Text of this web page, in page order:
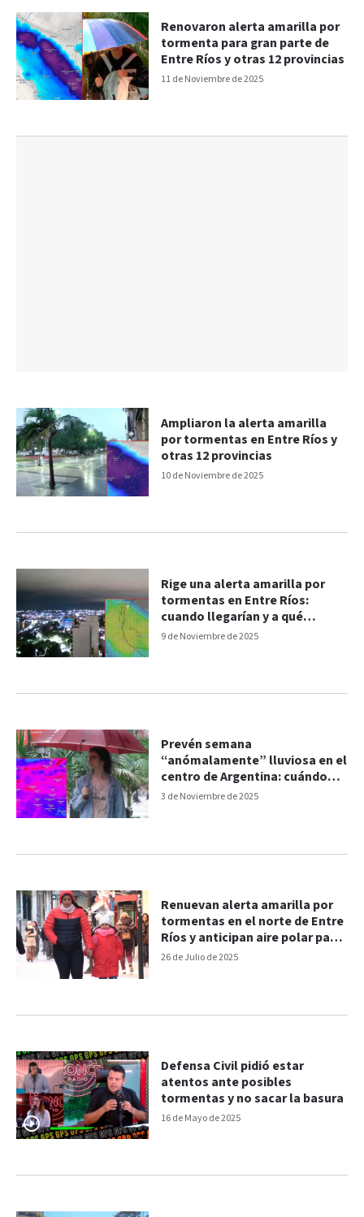
11 de Noviembre de 2025
Renovaron alerta amarilla por
tormenta para gran parte de
Entre Ríos y otras 12 provincias
10 de Noviembre de 2025
Ampliaron la alerta amarilla
por tormentas en Entre Ríos y
otras 12 provincias
9 de Noviembre de 2025
Rige una alerta amarilla por
tormentas en Entre Ríos:
cuando llegarían y a qué
departamentos afectaría
3 de Noviembre de 2025
Prevén semana
“anómalamente” lluviosa en el
centro de Argentina: cuándo
habría tormentas en Entre Ríos
26 de Julio de 2025
Renuevan alerta amarilla por
tormentas en el norte de Entre
Ríos y anticipan aire polar para
el fin de semana
16 de Mayo de 2025
Defensa Civil pidió estar
atentos ante posibles
tormentas y no sacar la basura